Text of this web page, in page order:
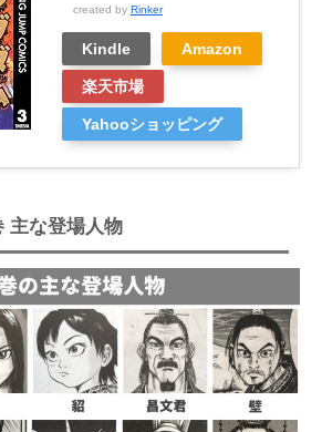
created by Rinker
Kindle Amazon
楽天市場
Yahooショッピング
主な登場人物